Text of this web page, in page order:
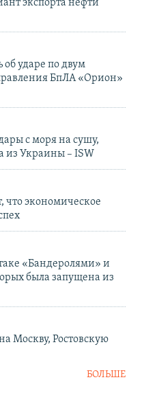
экспорта нефти
ударе по двум
БпЛА «Орион»
с моря на сушу,
из Украины – ISW
что экономическое
«Бандеролями» и
была запущена из
Москву, Ростовскую
БОЛЬШЕ